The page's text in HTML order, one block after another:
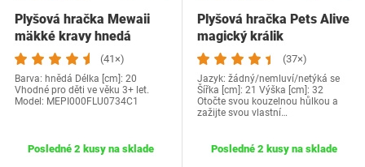
Plyšová hračka Mewaii
mäkké kravy hnedá
(41×)
Barva: hnědá Délka [cm]: 20
Vhodné pro děti ve věku 3+ let.
Model: ‎MEPI000FLU0734C1
Posledné 2 kusy na sklade
Plyšová hračka Pets Alive
magický králik
(37×)
Jazyk: žádný/nemluví/netýká se
Šířka [cm]: 21 Výška [cm]: 32
Otočte svou kouzelnou hůlkou a
zažijte svou vlastní…
Posledné 2 kusy na sklade